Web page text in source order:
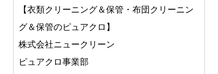
【衣類クリーニング＆保管・布団クリーニン
グ＆保管のピュアクロ】
株式会社ニュークリーン
ピュアクロ事業部